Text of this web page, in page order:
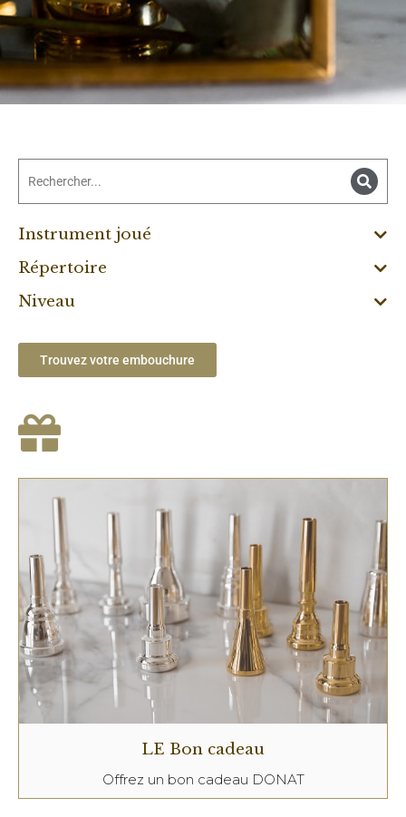
Instrument joué
Répertoire
Niveau
Trouvez votre embouchure
LE Bon cadeau
Offrez un bon cadeau DONAT